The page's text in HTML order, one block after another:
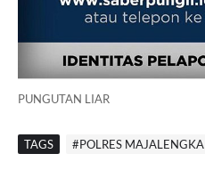
PUNGUTAN LIAR
TAGS #POLRES MAJALENGKA